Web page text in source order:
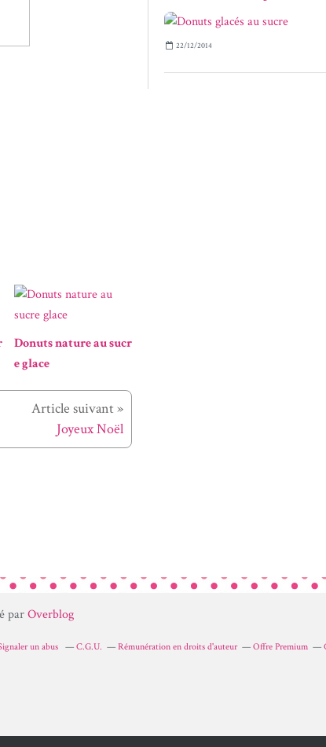
Donuts nature au sucr
e glace
Article suivant »
Joyeux Noël
22/12/2014
parOverblog
un abus C.G.U. Rémunération en droits d'auteur Offre Premium